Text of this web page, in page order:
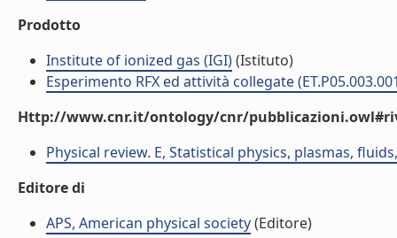
Prodotto
Institute of ionized gas (IGI)(Istituto)
Esperimento RFX ed attività collegate
Http://www.cnr.it/ontology/cnr/
Physical review. E, Statistical physics, plasmas,
Editore di
APS, American physical society(Editore)